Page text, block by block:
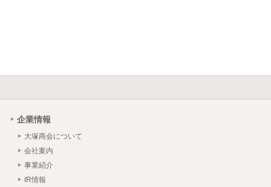
企業情報
大塚商会について
会社案内
事業紹介
IR情報